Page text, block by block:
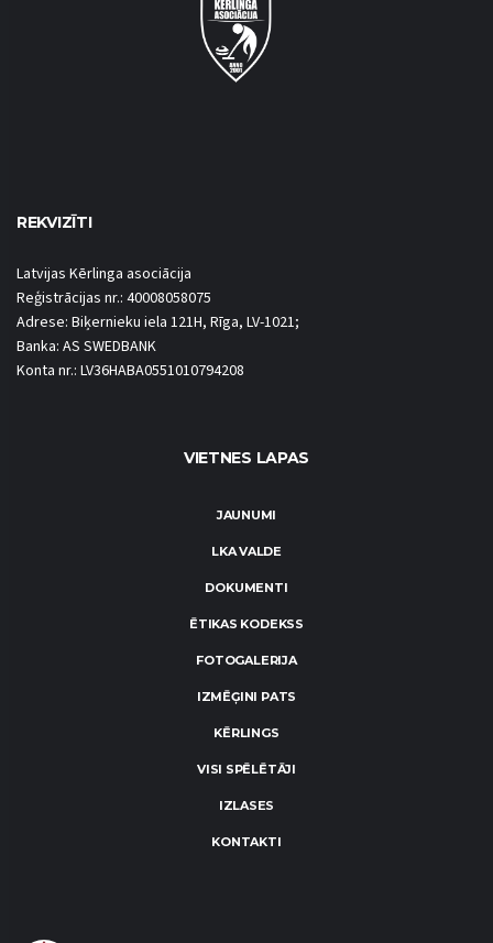
REKVIZĪTI
Latvijas Kērlinga asociācija
Reģistrācijas nr.: 40008058075
Adrese: Biķernieku iela 121H, Rīga, LV-1021;
Banka: AS SWEDBANK
Konta nr.: LV36HABA0551010794208
VIETNES LAPAS
JAUNUMI
LKA VALDE
DOKUMENTI
ĒTIKAS KODEKSS
FOTOGALERIJA
IZMĒĢINI PATS
KĒRLINGS
VISI SPĒLĒTĀJI
IZLASES
KONTAKTI